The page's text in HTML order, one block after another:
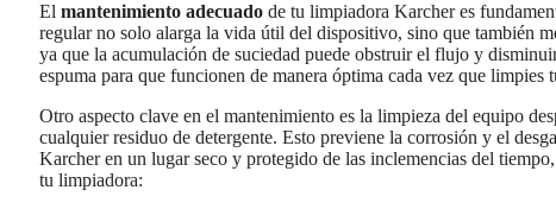
El mantenimiento adecuado de tu limpiadora Karcher es
regular no solo alarga la vida útil del dispositivo, sino que también
ya que la acumulación de suciedad puede obstruir el flujo y
espuma para que funcionen de manera óptima cada vez que limpies
Otro aspecto clave en el mantenimiento es la limpieza del equipo
cualquier residuo de detergente. Esto previene la corrosión y el
Karcher en un lugar seco y protegido de las inclemencias del
tu limpiadora: